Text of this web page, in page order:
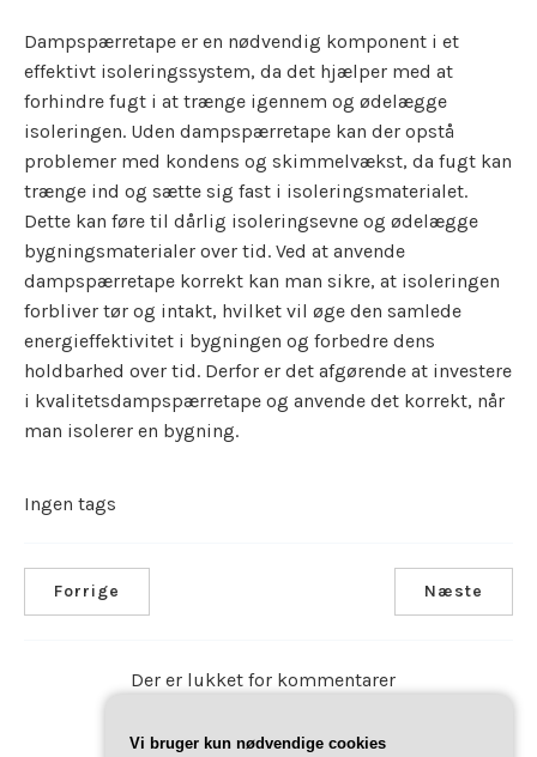
Dampspærretape er en nødvendig komponent i et
effektivt isoleringssystem, da det hjælper med at
forhindre fugt i at trænge igennem og ødelægge
isoleringen. Uden dampspærretape kan der opstå
problemer med kondens og skimmelvækst, da fugt kan
trænge ind og sætte sig fast i isoleringsmaterialet.
Dette kan føre til dårlig isoleringsevne og ødelægge
bygningsmaterialer over tid. Ved at anvende
dampspærretape korrekt kan man sikre, at isoleringen
forbliver tør og intakt, hvilket vil øge den samlede
energieffektivitet i bygningen og forbedre dens
holdbarhed over tid. Derfor er det afgørende at investere
i kvalitetsdampspærretape og anvende det korrekt, når
man isolerer en bygning.
Ingen tags
Forrige Næste
Der er lukket for kommentarer
Vi bruger kun nødvendige cookies